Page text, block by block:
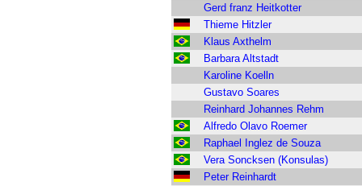
Gerd franz Heitkotter
Thieme Hitzler
Klaus Axthelm
Barbara Altstadt
Karoline Koelln
Gustavo Soares
Reinhard Johannes Rehm
Alfredo Olavo Roemer
Raphael Inglez de Souza
Vera Soncksen (Konsulas)
Peter Reinhardt